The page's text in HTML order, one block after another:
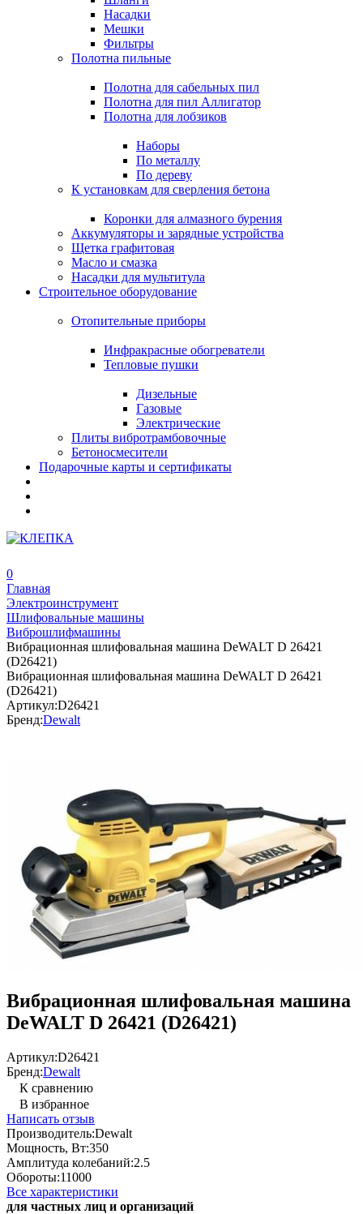
Насадки
Мешки
Фильтры
Полотна пильные
Полотна для сабельных пил
Полотна для пил Аллигатор
Полотна для лобзиков
Наборы
По металлу
По дереву
К установкам для сверления бетона
Коронки для алмазного бурения
Аккумуляторы и зарядные устройства
Щетка графитовая
Масло и смазка
Насадки для мультитула
Строительное оборудование
Отопительные приборы
Инфракрасные обогреватели
Тепловые пушки
Дизельные
Газовые
Электрические
Плиты вибротрамбовочные
Бетоносмесители
Подарочные карты и сертификаты
0
Главная
Электроинструмент
Шлифовальные машины
Виброшлифмашины
Вибрационная шлифовальная машина DeWALT D 26421
(D26421)
Вибрационная шлифовальная машина DeWALT D 26421
(D26421)
Артикул:D26421
Бренд:Dewalt
Вибрационная шлифовальная машина
DeWALT D 26421 (D26421)
Артикул:D26421
Бренд:Dewalt
К сравнению
В избранное
Написать отзыв
Производитель:Dewalt
Мощность, Вт:350
Амплитуда колебаний:2.5
Обороты:11000
Все характеристики
для частных лиц и организаций